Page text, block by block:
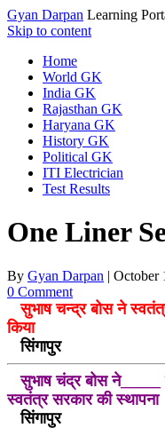
Gyan Darpan Learning
Skip to content
Home
World GK
India GK
Rajasthan GK
Haryana GK
History GK
Political GK
ITI Electrician
Test Results
One Liner
By Gyan Darpan | October
0 Comment
सुभाष चन्द्र बोस ने
किया
सिंगापुर
सुभाष चंद्र बोस
स्वतंत्र सरकार की स्थापना
सिंगापुर